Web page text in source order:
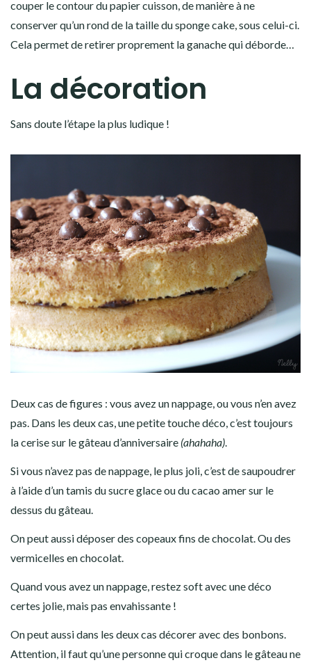
couper le contour du papier cuisson, de manière à ne
conserver qu’un rond de la taille du sponge cake, sous celui-ci.
Cela permet de retirer proprement la ganache qui déborde…
La décoration
Sans doute l’étape la plus ludique !
Deux cas de figures : vous avez un nappage, ou vous n’en avez
pas. Dans les deux cas, une petite touche déco, c’est toujours
la cerise sur le gâteau d’anniversaire (ahahaha)
Si vous n’avez pas de nappage, le plus joli, c’est de saupoudrer
à l’aide d’un tamis du sucre glace ou du cacao amer sur le
dessus du gâteau.
On peut aussi déposer des copeaux fins de chocolat. Ou des
vermicelles en chocolat.
Quand vous avez un nappage, restez soft avec une déco
certes jolie, mais pas envahissante !
On peut aussi dans les deux cas décorer avec des bonbons.
Attention, il faut qu’une personne qui croque dans le gâteau ne